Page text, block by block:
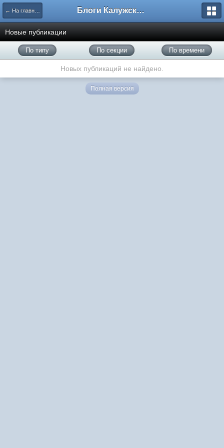
← На главную Блоги Калужского перекрестка
Новые публикации
По типу По секции По времени
Новых публикаций не найдено.
Полная версия